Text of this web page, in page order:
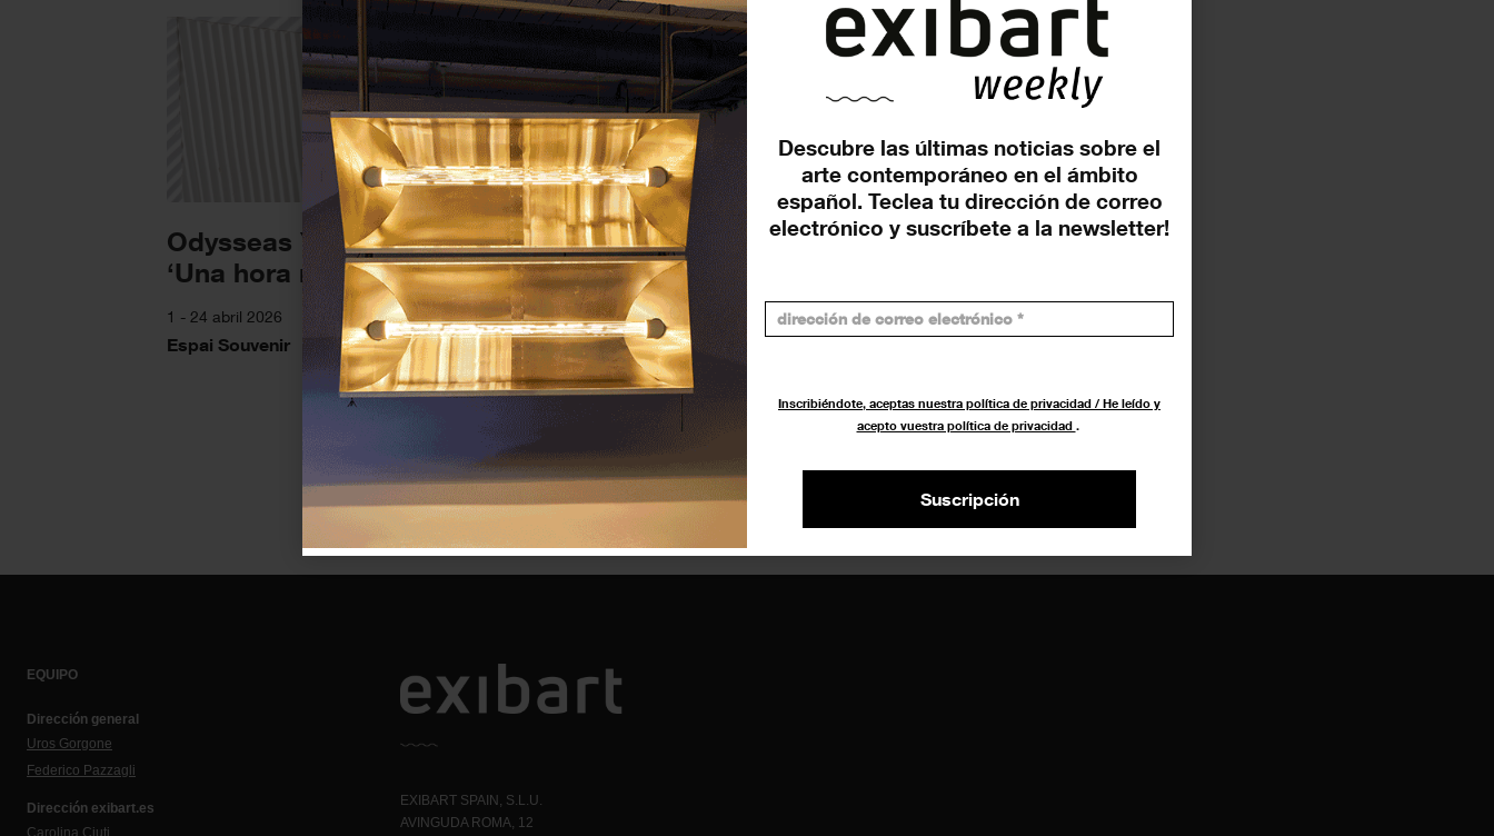
Descubre las últimas noticias sobre el
arte contemporáneo en el ámbito
español. Teclea tu dirección de correo
electrónico y suscríbete a la newsletter!
Inscribiéndote, aceptas nuestra política de privacidad / He leído y
acepto vuestra política de privacidad .
Suscripción
Odysseas Yiannikouris –
‘Una hora más de luz’
1 - 24 abril 2026
Espai Souvenir
Una hora más de luz Paseo
colectivo / activación en el
espacio público
11 abril 2026
Espai Souvenir
EQUIPO
Dirección general
Uros Gorgone
Federico Pazzagli
Dirección exibart.es
Carolina Ciuti
EXIBART SPAIN, S.L.U.
AVINGUDA ROMA, 12